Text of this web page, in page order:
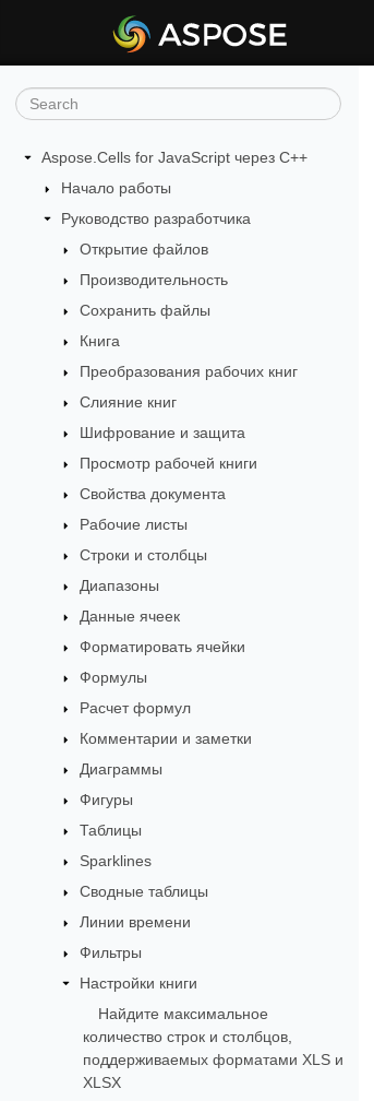
Aspose.Cells for JavaScript через C++
Начало работы
Руководство разработчика
Открытие файлов
Производительность
Сохранить файлы
Книга
Преобразования рабочих книг
Слияние книг
Шифрование и защита
Просмотр рабочей книги
Свойства документа
Рабочие листы
Строки и столбцы
Диапазоны
Данные ячеек
Форматировать ячейки
Формулы
Расчет формул
Комментарии и заметки
Диаграммы
Фигуры
Таблицы
Sparklines
Сводные таблицы
Линии времени
Фильтры
Настройки книги
Найдите максимальное
количество строк и столбцов,
поддерживаемых форматами XLS и
XLSX